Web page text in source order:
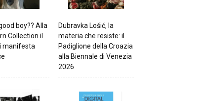
boy?? Alla
Collection il
manifesta
Dubravka Lošić, la
materia che resiste: il
Padiglione della Croazia
alla Biennale di Venezia
2026